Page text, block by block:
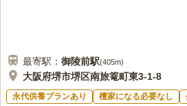
最寄駅： 御陵前駅(405m)
大阪府堺市堺区南旅篭町東3-1-8
永代供養プランあり 檀家になる必要なし